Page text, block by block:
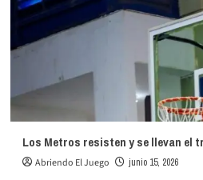
Los Metros resisten y se llevan el
Abriendo El Juego junio 15, 2026